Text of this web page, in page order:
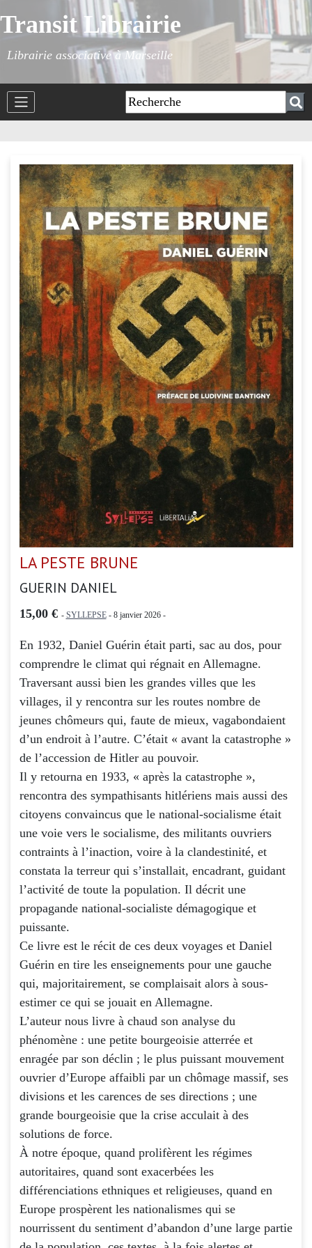
Transit Librairie
Librairie associative à Marseille
LA PESTE BRUNE
GUERIN DANIEL
15,00 € - SYLLEPSE- 8 janvier 2026 -
En 1932, Daniel Guérin était parti, sac au dos, pour
comprendre le climat qui régnait en Allemagne.
Traversant aussi bien les grandes villes que les
villages, il y rencontra sur les routes nombre de
jeunes chômeurs qui, faute de mieux, vagabondaient
d’un endroit à l’autre. C’était « avant la catastrophe »
de l’accession de Hitler au pouvoir.
Il y retourna en 1933, « après la catastrophe »,
rencontra des sympathisants hitlériens mais aussi des
citoyens convaincus que le national-socialisme était
une voie vers le socialisme, des militants ouvriers
contraints à l’inaction, voire à la clandestinité, et
constata la terreur qui s’installait, encadrant, guidant
l’activité de toute la population. Il décrit une
propagande national-socialiste démagogique et
puissante.
Ce livre est le récit de ces deux voyages et Daniel
Guérin en tire les enseignements pour une gauche
qui, majoritairement, se complaisait alors à sous-
estimer ce qui se jouait en Allemagne.
L’auteur nous livre à chaud son analyse du
phénomène : une petite bourgeoisie atterrée et
enragée par son déclin ; le plus puissant mouvement
ouvrier d’Europe affaibli par un chômage massif, ses
divisions et les carences de ses directions ; une
grande bourgeoisie que la crise acculait à des
solutions de force.
À notre époque, quand prolifèrent les régimes
autoritaires, quand sont exacerbées les
différenciations ethniques et religieuses, quand en
Europe prospèrent les nationalismes qui se
nourrissent du sentiment d’abandon d’une large partie